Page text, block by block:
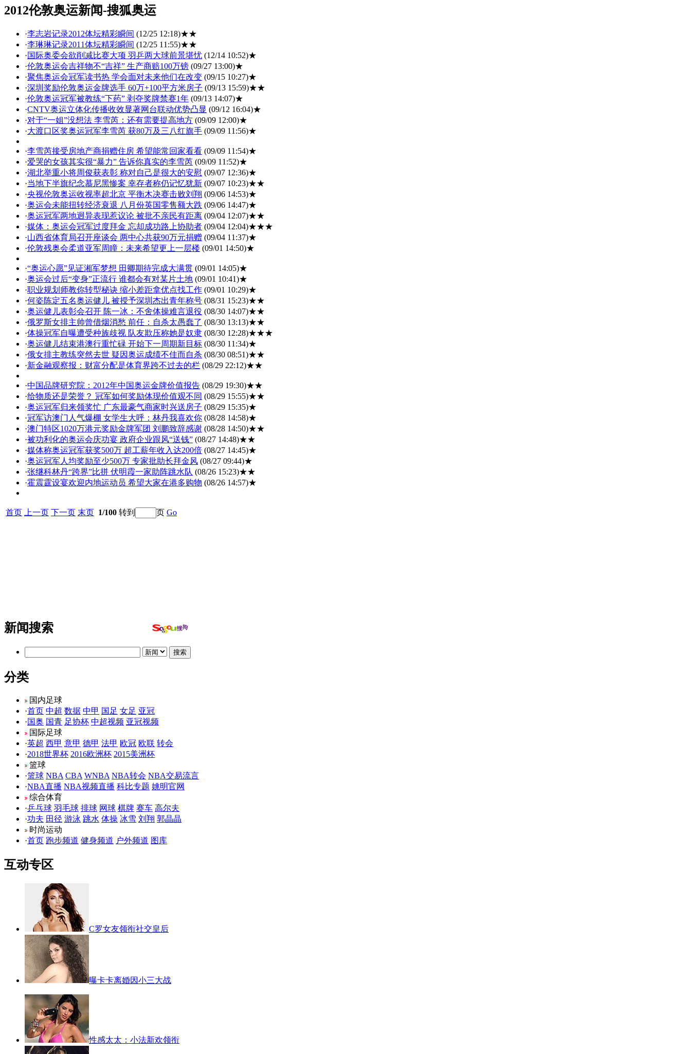
2012伦敦奥运新闻-搜狐奥运
·李志岩记录2012体坛精彩瞬间 (12/25 12:18)★★
·李琳琳记录2011体坛精彩瞬间 (12/25 11:55)★★
·国际奥委会欲削减比赛大项 羽乒两大球前景堪忧 (12/14 10:52)★
·伦敦奥运会吉祥物不“吉祥” 生产商赔100万镑 (09/27 13:00)★
·聚焦奥运会冠军读书热 学会面对未来他们在改变 (09/15 10:27)★
·深圳奖励伦敦奥运金牌选手 60万+100平方米房子 (09/13 15:59)★★
·伦敦奥运冠军被教练“下药” 剥夺奖牌禁赛1年 (09/13 14:07)★
·CNTV奥运立体化传播收效显著网台联动优势凸显 (09/12 16:04)★
·对于“一姐”没想法 李雪芮：还有需要提高地方 (09/09 12:00)★
·大渡口区奖奥运冠军李雪芮 获80万及三八红旗手 (09/09 11:56)★
·李雪芮接受房地产商捐赠住房 希望能常回家看看 (09/09 11:54)★
·爱哭的女孩其实很“暴力” 告诉你真实的李雪芮 (09/09 11:52)★
·湖北举重小将周俊获表彰 称对自己是很大的安慰 (09/07 12:36)★
·当地下半旗纪念慕尼黑惨案 幸存者称仍记忆犹新 (09/07 10:23)★★
·央视伦敦奥运收视率超北京 平衡木决赛击败刘翔 (09/06 14:53)★
·奥运会未能扭转经济衰退 八月份英国零售额大跌 (09/06 14:47)★
·奥运冠军两地迥异表现惹议论 被批不亲民有距离 (09/04 12:07)★★
·媒体：奥运会冠军过度拜金 忘却成功路上协助者 (09/04 12:04)★★★
·山西省体育局召开座谈会 两中心共获90万元捐赠 (09/04 11:37)★
·伦敦残奥会柔道亚军周瞳：未来希望更上一层楼 (09/01 14:50)★
·“奥运心愿”见证湘军梦想 田卿期待完成大满贯 (09/01 14:05)★
·奥运会过后“变身”正流行 谁都会有对某片土地 (09/01 10:41)★
·职业规划师教你转型秘诀 缩小差距拿优点找工作 (09/01 10:29)★
·何姿陈定五名奥运健儿 被授予深圳杰出青年称号 (08/31 15:23)★★
·奥运健儿表彰会召开 陈一冰：不舍体操难言退役 (08/30 14:07)★★
·俄罗斯女排主帅曾借烟消愁 前任：自杀太愚蠢了 (08/30 13:13)★★
·体操冠军自曝遭受种族歧视 队友欺压称她是奴隶 (08/30 12:28)★★★
·奥运健儿结束港澳行重忙碌 开始下一周期新目标 (08/30 11:34)★
·俄女排主教练突然去世 疑因奥运成绩不佳而自杀 (08/30 08:51)★★
·新金融观察报：财富分配是体育界跨不过去的栏 (08/29 22:12)★★
·中国品牌研究院：2012年中国奥运金牌价值报告 (08/29 19:30)★★
·给物质还是荣誉？ 冠军如何奖励体现价值观不同 (08/29 15:55)★★
·奥运冠军归来领奖忙 广东最豪气商家时兴送房子 (08/29 15:35)★
·冠军访澳门人气爆棚 女学生大呼：林丹我喜欢你 (08/28 14:58)★
·澳门特区1020万港元奖励金牌军团 刘鹏致辞感谢 (08/28 14:50)★★
·被功利化的奥运会庆功宴 政府企业跟风“送钱” (08/27 14:48)★★
·媒体称奥运冠军获奖500万 超工薪年收入达200倍 (08/27 14:45)★
·奥运冠军人均奖励至少500万 专家批助长拜金风 (08/27 09:44)★
·张继科林丹“跨界”比拼 伏明霞一家助阵跳水队 (08/26 15:23)★★
·霍震霆设宴欢迎内地运动员 希望大家在港多购物 (08/26 14:57)★
首页 上一页 下一页 末页 1/100 转到 页 Go
新闻搜索
分类
国内足球
·首页 中超 数据 中甲 国足 女足 亚冠
·国奥 国青 足协杯 中超视频 亚冠视频
国际足球
·英超 西甲 意甲 德甲 法甲 欧冠 欧联 转会
·2018世界杯 2016欧洲杯 2015美洲杯
篮球
·篮球 NBA CBA WNBA NBA转会 NBA交易流言
·NBA直播 NBA视频直播 科比专题 姚明官网
综合体育
·乒乓球 羽毛球 排球 网球 棋牌 赛车 高尔夫
·功夫 田径 游泳 跳水 体操 冰雪 刘翔 郭晶晶
时尚运动
·首页 跑步频道 健身频道 户外频道 图库
互动专区
C罗女友领衔社交皇后
曝卡卡离婚因小三大战
性感太太：小法新欢领衔